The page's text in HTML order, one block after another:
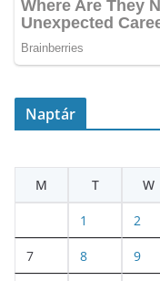
Naptár
M
T W
1 2
7 8 9